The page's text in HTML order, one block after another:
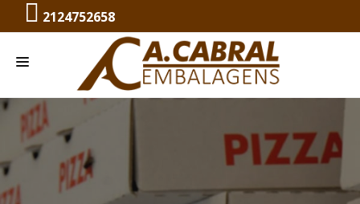
2124752658
HOME
NOSSA HISTÓRIA
O QUE FAZEMOS
CAIXAS DE PAPELÃO